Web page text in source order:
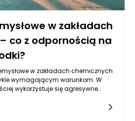
w zakładach
co z odpornością na
w zakładach chemicznych
wymagającym warunkom. W
wykorzystuje się agresywne